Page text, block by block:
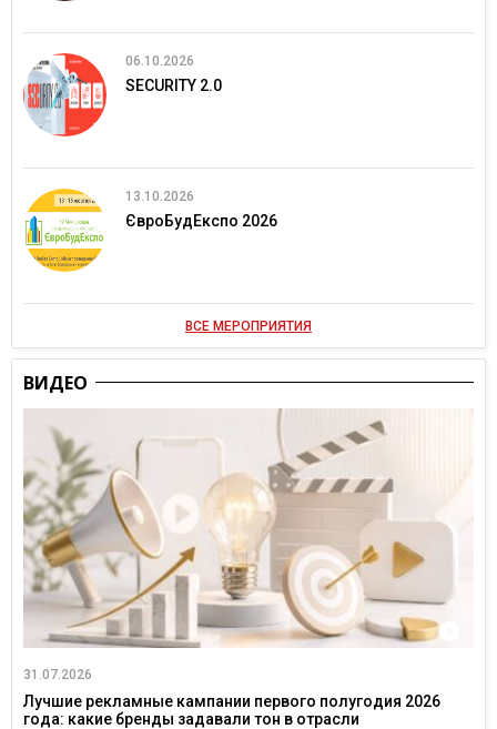
06.10.2026
SECURITY 2.0
13.10.2026
ЄвроБудЕкспо 2026
ВСЕ МЕРОПРИЯТИЯ
ВИДЕО
31.07.2026
Лучшие рекламные кампании первого полугодия 2026
года: какие бренды задавали тон в отрасли